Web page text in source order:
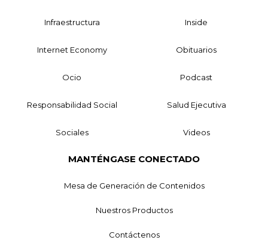
Infraestructura Inside
Internet Economy Obituarios
Ocio Podcast
Responsabilidad Social Salud Ejecutiva
Sociales Videos
MANTÉNGASE CONECTADO
Mesa de Generación de Contenidos
Nuestros Productos
Contáctenos